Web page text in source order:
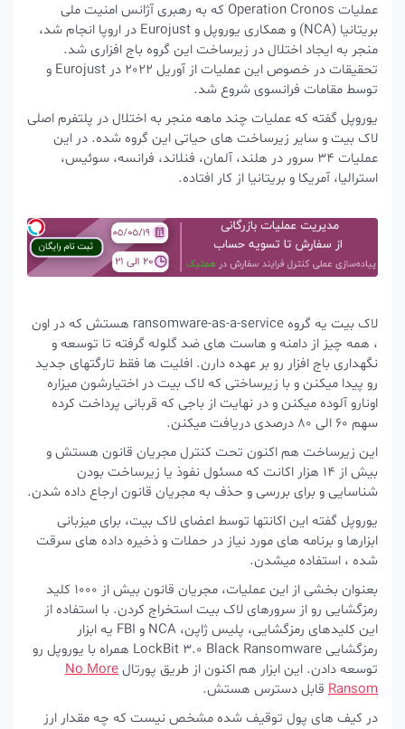
عملیات Operation Cronos که به رهبری آژانس امنیت ملی
بریتانیا (NCA) و همکاری یوروپل و Eurojust در اروپا انجام شد،
منجر به ایجاد اختلال در زیرساخت این گروه باج افزاری شد.
تحقیقات در خصوص این عملیات از آوریل 2022 در Eurojust و
توسط مقامات فرانسوی شروع شد.
یوروپل گفته که عملیات چند ماهه منجر به اختلال در پلتفرم اصلی
لاک بیت و سایر زیرساخت های حیاتی این گروه شده. در این
عملیات 34 سرور در هلند، آلمان، فنلاند، فرانسه، سوئیس،
استرالیا، آمریکا و بریتانیا از کار افتاده.
لاک بیت یه گروه ransomware-as-a-service هستش که در اون
، همه چیز از دامنه و هاست های ضد گلوله گرفته تا توسعه و
نگهداری باج افزار رو بر عهده دارن. افلیت ها فقط تارگتهای جدید
رو پیدا میکنن و با زیرساختی که لاک بیت در اختیارشون میزاره
اونارو آلوده میکنن و در نهایت از باجی که قربانی پرداخت کرده
سهم 60 الی 80 درصدی دریافت میکنن.
این زیرساخت هم اکنون تحت کنترل مجریان قانون هستش و
بیش از 14 هزار اکانت که مسئول نفوذ یا زیرساخت بودن
شناسایی و برای بررسی و حذف به مجریان قانون ارجاع داده شدن.
یوروپل گفته این اکانتها توسط اعضای لاک بیت، برای میزبانی
ابزارها و برنامه های مورد نیاز در حملات و ذخیره داده های سرقت
شده ، استفاده میشدن.
بعنوان بخشی از این عملیات، مجریان قانون بیش از 1000 کلید
رمزگشایی رو از سرورهای لاک بیت استخراج کردن. با استفاده از
این کلیدهای رمزگشایی، پلیس ژاپن، NCA و FBI یه ابزار
رمزگشایی LockBit 3.0 Black Ransomware همراه با یوروپل رو
توسعه دادن. این ابزار هم اکنون از طریق پورتالNo More
Ransomقابل دسترس هستش.
در کیف های پول توقیف شده مشخص نیست که چه مقدار ارز